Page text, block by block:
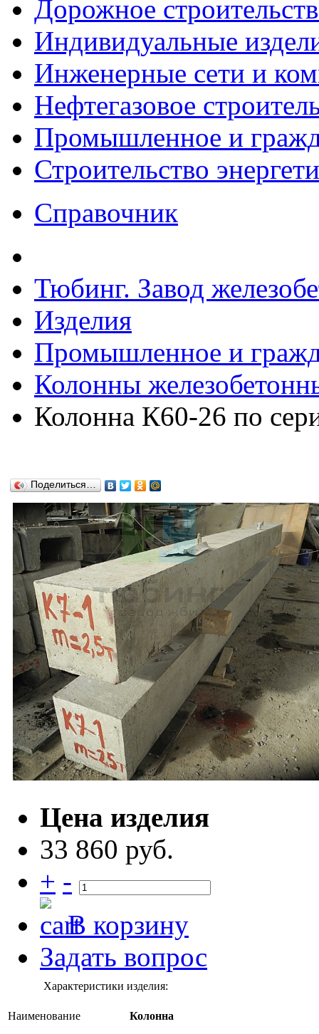
Дорожное
Индивидуальные
Инженерные сети и
Нефтегазовое
Промышленное и
Строительство
Справочник
Тюбинг. Завод
Изделия
Промышленное и
Колонны
Колонна К60-26 по
Поделиться…
Цена изделия
33 860 руб.
+ -
В корзину
Задать вопрос
Характеристики изделия:
Наименование Колонна